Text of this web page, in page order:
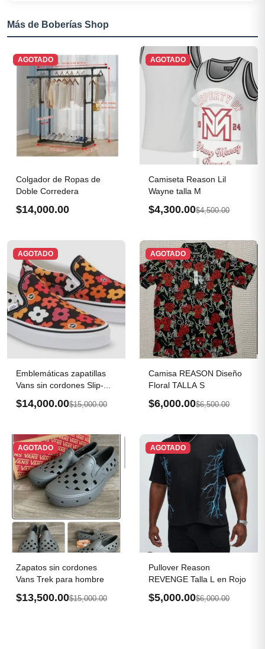
Más de Boberías Shop
AGOTADO
Colgador de Ropas de
Doble Corredera
$14,000.00
AGOTADO
Camiseta Reason Lil
Wayne talla M
$4,300.00$4,500.00
AGOTADO
Emblemáticas zapatillas
Vans sin cordones Slip-...
$14,000.00$15,000.00
AGOTADO
Camisa REASON Diseño
Floral TALLA S
$6,000.00$6,500.00
AGOTADO
Zapatos sin cordones
Vans Trek para hombre
$13,500.00$15,000.00
AGOTADO
Pullover Reason
REVENGE Talla L en Rojo
$5,000.00$6,000.00